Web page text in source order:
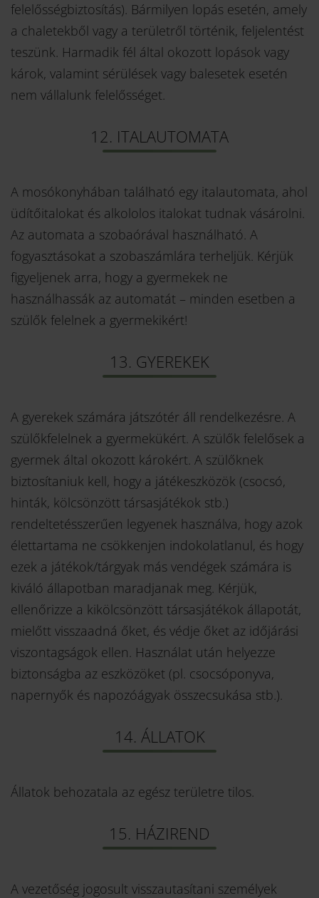
Sollten Sie Fragen haben, dann ist unsere
Datenschutzerklärung ein guter Ort, um über die
Verarbeitung Ihrer Daten, Ihre Rechte und unsere
felelősségbiztosítás). Bármilyen lopás esetén, amely
a chaletekből vagy a területről történik, feljelentést
teszünk. Harmadik fél által okozott lopások vagy
károk, valamint sérülések vagy balesetek esetén
nem vállalunk felelősséget.
12. ITALAUTOMATA
A mosókonyhában található egy italautomata, ahol
üdítőitalokat és alkololos italokat tudnak vásárolni.
Az automata a szobaórával használható. A
fogyasztásokat a szobaszámlára terheljük. Kérjük
figyeljenek arra, hogy a gyermekek ne
használhassák az automatát – minden esetben a
szülők felelnek a gyermekikért!
13. GYEREKEK
A gyerekek számára játszótér áll rendelkezésre. A
szülőkfelelnek a gyermekükért. A szülők felelősek a
gyermek által okozott károkért. A szülőknek
biztosítaniuk kell, hogy a játékeszközök (csocsó,
hinták, kölcsönzött társasjátékok stb.)
rendeltetésszerűen legyenek használva, hogy azok
élettartama ne csökkenjen indokolatlanul, és hogy
ezek a játékok/tárgyak más vendégek számára is
kiváló állapotban maradjanak meg. Kérjük,
ellenőrizze a kikölcsönzött társasjátékok állapotát,
mielőtt visszaadná őket, és védje őket az időjárási
viszontagságok ellen. Használat után helyezze
biztonságba az eszközöket (pl. csocsóponyva,
napernyők és napozóágyak összecsukása stb.).
14. ÁLLATOK
Állatok behozatala az egész területre tilos.
15. HÁZIREND
A vezetőség jogosult visszautasítani személyek